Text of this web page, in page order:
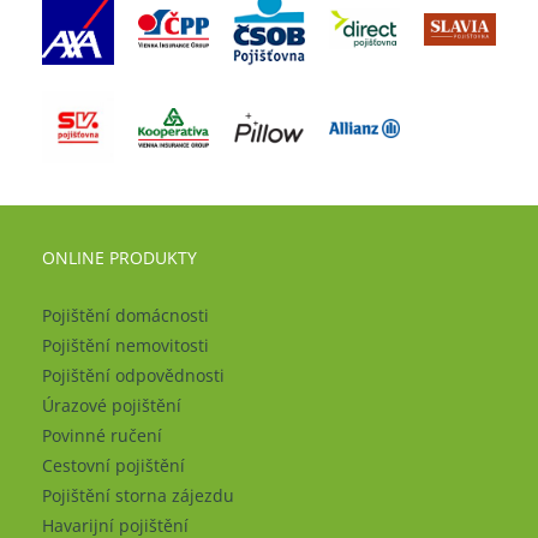
ONLINE PRODUKTY
Pojištění domácnosti
Pojištění nemovitosti
Pojištění odpovědnosti
Úrazové pojištění
Povinné ručení
Cestovní pojištění
Pojištění storna zájezdu
Havarijní pojištění